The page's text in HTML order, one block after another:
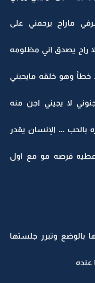
ماراح يرحمني على
راح يصدق اني مظلومه
وهو خلقه مايحبني
لا يجيني اجن منه
بالحب ... الإنسان يقدر
فرصه مو مع اول
بالوضع وتبرر جلستها
عنده